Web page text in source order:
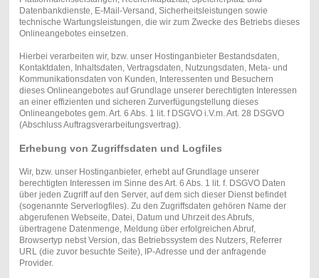
Datenbankdienste, E-Mail-Versand, Sicherheitsleistungen sowie
technische Wartungsleistungen, die wir zum Zwecke des Betriebs dieses
Onlineangebotes einsetzen.
Hierbei verarbeiten wir, bzw. unser Hostinganbieter Bestandsdaten,
Kontaktdaten, Inhaltsdaten, Vertragsdaten, Nutzungsdaten, Meta- und
Kommunikationsdaten von Kunden, Interessenten und Besuchern
dieses Onlineangebotes auf Grundlage unserer berechtigten Interessen
an einer effizienten und sicheren Zurverfügungstellung dieses
Onlineangebotes gem. Art. 6 Abs. 1 lit. f DSGVO i.V.m. Art. 28 DSGVO
(Abschluss Auftragsverarbeitungsvertrag).
Erhebung von Zugriffsdaten und Logfiles
Wir, bzw. unser Hostinganbieter, erhebt auf Grundlage unserer
berechtigten Interessen im Sinne des Art. 6 Abs. 1 lit. f. DSGVO Daten
über jeden Zugriff auf den Server, auf dem sich dieser Dienst befindet
(sogenannte Serverlogfiles). Zu den Zugriffsdaten gehören Name der
abgerufenen Webseite, Datei, Datum und Uhrzeit des Abrufs,
übertragene Datenmenge, Meldung über erfolgreichen Abruf,
Browsertyp nebst Version, das Betriebssystem des Nutzers, Referrer
URL (die zuvor besuchte Seite), IP-Adresse und der anfragende
Provider.